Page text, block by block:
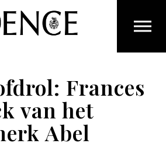
en ga direct naar de inhoud
Frances
van het
Abel